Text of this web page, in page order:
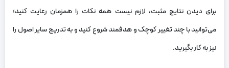
برای دیدن نتایج مثبت، لازم نیست همه نکات را همزمان رعایت کنید؛
می‌توانید با چند تغییر کوچک و هدفمند شروع کنید و به تدریج سایر اصول را
نیز به کار بگیرید.